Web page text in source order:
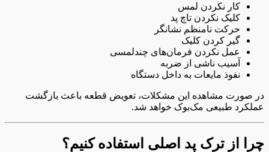
کار نکردن لمس
کلیک نکردن تاچ پد
حرکت نامنظم نشانگر
گیر کردن کلیک
عمل نکردن فرمان‌های چندلمسی
آسیب ناشی از ضربه
نفوذ مایعات به داخل دستگاه
در صورت مشاهده این مشکلات، تعویض قطعه باعث بازگشت
عملکرد طبیعی مک‌بوک خواهد شد.
چرا از ترک پد اصلی استفاده کنیم؟